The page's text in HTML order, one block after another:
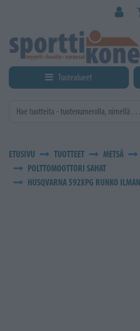
Tuotealueet
ETUSIVU TUOTTEET METSÄ
POLTTOMOOTTORI SAHAT
HUSQVARNA 592XPG RUNKO